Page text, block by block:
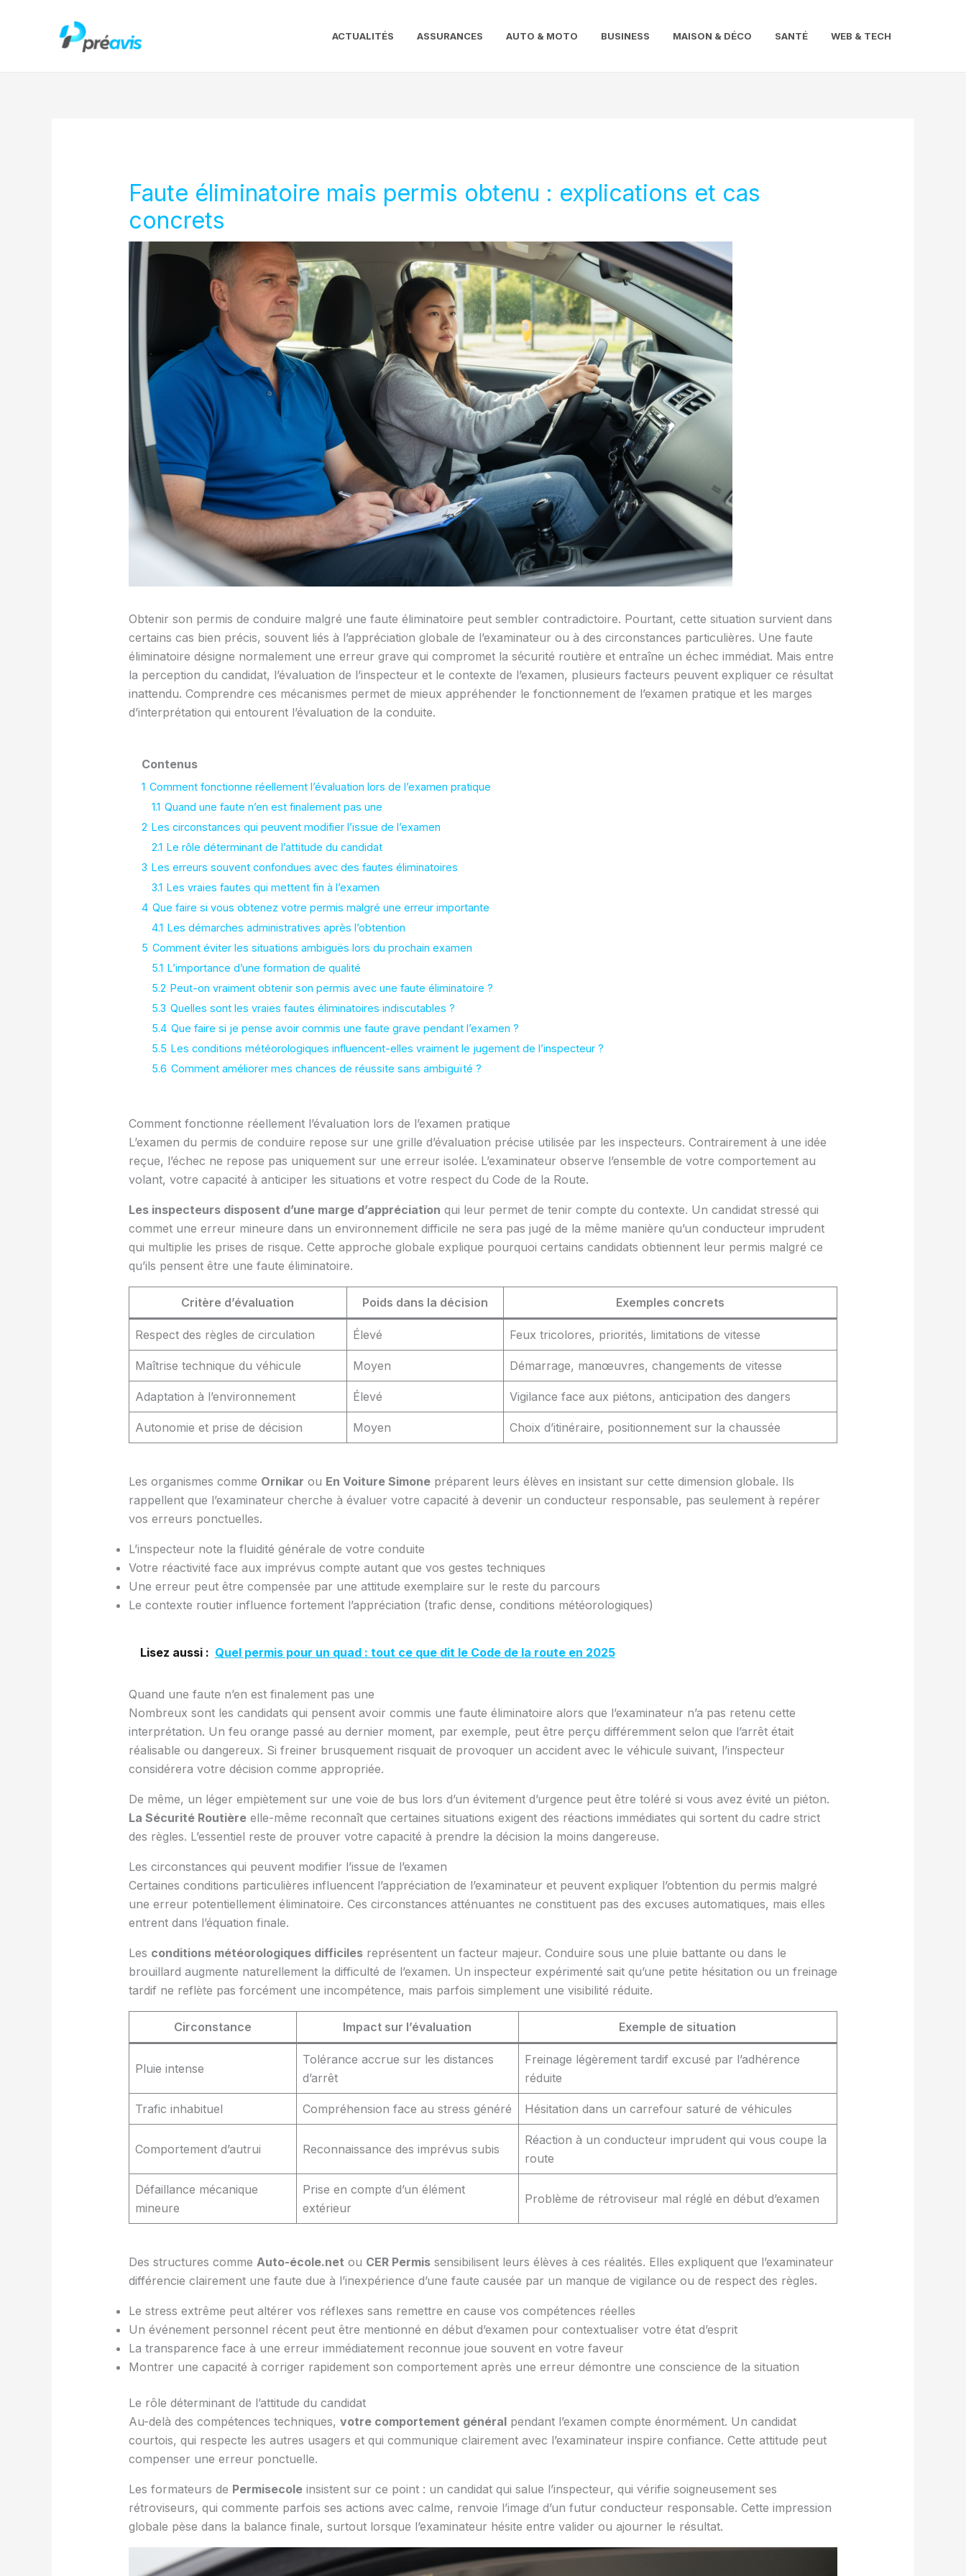
ACTUALITÉS ASSURANCES AUTO & MOTO BUSINESS MAISON & DÉCO SANTÉ WEB & TECH
Faute éliminatoire mais permis obtenu : explications et cas
concrets
Obtenir son permis de conduire malgré une faute éliminatoire peut sembler contradictoire. Pourtant, cette situation survient dans
certains cas bien précis, souvent liés à l’appréciation globale de l’examinateur ou à des circonstances particulières. Une faute
éliminatoire désigne normalement une erreur grave qui compromet la sécurité routière et entraîne un échec immédiat. Mais entre
la perception du candidat, l’évaluation de l’inspecteur et le contexte de l’examen, plusieurs facteurs peuvent expliquer ce résultat
inattendu. Comprendre ces mécanismes permet de mieux appréhender le fonctionnement de l’examen pratique et les marges
d’interprétation qui entourent l’évaluation de la conduite.
Contenus
1 Comment fonctionne réellement l’évaluation lors de l’examen pratique
1.1 Quand une faute n’en est finalement pas une
2 Les circonstances qui peuvent modifier l’issue de l’examen
2.1 Le rôle déterminant de l’attitude du candidat
3 Les erreurs souvent confondues avec des fautes éliminatoires
3.1 Les vraies fautes qui mettent fin à l’examen
4 Que faire si vous obtenez votre permis malgré une erreur importante
4.1 Les démarches administratives après l’obtention
5 Comment éviter les situations ambiguës lors du prochain examen
5.1 L’importance d’une formation de qualité
5.2 Peut-on vraiment obtenir son permis avec une faute éliminatoire ?
5.3 Quelles sont les vraies fautes éliminatoires indiscutables ?
5.4 Que faire si je pense avoir commis une faute grave pendant l’examen ?
5.5 Les conditions météorologiques influencent-elles vraiment le jugement de l’inspecteur ?
5.6 Comment améliorer mes chances de réussite sans ambiguïté ?
Comment fonctionne réellement l’évaluation lors de l’examen pratique
L’examen du permis de conduire repose sur une grille d’évaluation précise utilisée par les inspecteurs. Contrairement à une idée
reçue, l’échec ne repose pas uniquement sur une erreur isolée. L’examinateur observe l’ensemble de votre comportement au
volant, votre capacité à anticiper les situations et votre respect du Code de la Route.
Les inspecteurs disposent d’une marge d’appréciation qui leur permet de tenir compte du contexte. Un candidat stressé qui
commet une erreur mineure dans un environnement difficile ne sera pas jugé de la même manière qu’un conducteur imprudent
qui multiplie les prises de risque. Cette approche globale explique pourquoi certains candidats obtiennent leur permis malgré ce
qu’ils pensent être une faute éliminatoire.
Critère d’évaluation Poids dans la décision Exemples concrets
Respect des règles de circulation Élevé Feux tricolores, priorités, limitations de vitesse
Maîtrise technique du véhicule Moyen Démarrage, manœuvres, changements de vitesse
Adaptation à l’environnement Élevé Vigilance face aux piétons, anticipation des dangers
Autonomie et prise de décision Moyen Choix d’itinéraire, positionnement sur la chaussée
Les organismes comme Ornikar ou En Voiture Simonepréparent leurs élèves en insistant sur cette dimension globale. Ils
rappellent que l’examinateur cherche à évaluer votre capacité à devenir un conducteur responsable, pas seulement à repérer
vos erreurs ponctuelles.
L’inspecteur note la fluidité générale de votre conduite
Votre réactivité face aux imprévus compte autant que vos gestes techniques
Une erreur peut être compensée par une attitude exemplaire sur le reste du parcours
Le contexte routier influence fortement l’appréciation (trafic dense, conditions météorologiques)
Lisez aussi : Quel permis pour un quad : tout ce que dit le Code de la route en 2025
Quand une faute n’en est finalement pas une
Nombreux sont les candidats qui pensent avoir commis une faute éliminatoire alors que l’examinateur n’a pas retenu cette
interprétation. Un feu orange passé au dernier moment, par exemple, peut être perçu différemment selon que l’arrêt était
réalisable ou dangereux. Si freiner brusquement risquait de provoquer un accident avec le véhicule suivant, l’inspecteur
considérera votre décision comme appropriée.
De même, un léger empiètement sur une voie de bus lors d’un évitement d’urgence peut être toléré si vous avez évité un piéton.
La Sécurité Routièreelle-même reconnaît que certaines situations exigent des réactions immédiates qui sortent du cadre strict
des règles. L’essentiel reste de prouver votre capacité à prendre la décision la moins dangereuse.
Les circonstances qui peuvent modifier l’issue de l’examen
Certaines conditions particulières influencent l’appréciation de l’examinateur et peuvent expliquer l’obtention du permis malgré
une erreur potentiellement éliminatoire. Ces circonstances atténuantes ne constituent pas des excuses automatiques, mais elles
entrent dans l’équation finale.
Les conditions météorologiques difficilesreprésentent un facteur majeur. Conduire sous une pluie battante ou dans le
brouillard augmente naturellement la difficulté de l’examen. Un inspecteur expérimenté sait qu’une petite hésitation ou un freinage
tardif ne reflète pas forcément une incompétence, mais parfois simplement une visibilité réduite.
Circonstance Impact sur l’évaluation Exemple de situation
Pluie intense
Tolérance accrue sur les distances
d’arrêt
Freinage légèrement tardif excusé par l’adhérence
réduite
Trafic inhabituel Compréhension face au stress généré Hésitation dans un carrefour saturé de véhicules
Comportement d’autrui Reconnaissance des imprévus subis
Réaction à un conducteur imprudent qui vous coupe la
route
Défaillance mécanique
mineure
Prise en compte d’un élément
extérieur
Problème de rétroviseur mal réglé en début d’examen
Des structures comme Auto-école.net ou CER Permissensibilisent leurs élèves à ces réalités. Elles expliquent que l’examinateur
différencie clairement une faute due à l’inexpérience d’une faute causée par un manque de vigilance ou de respect des règles.
Le stress extrême peut altérer vos réflexes sans remettre en cause vos compétences réelles
Un événement personnel récent peut être mentionné en début d’examen pour contextualiser votre état d’esprit
La transparence face à une erreur immédiatement reconnue joue souvent en votre faveur
Montrer une capacité à corriger rapidement son comportement après une erreur démontre une conscience de la situation
Le rôle déterminant de l’attitude du candidat
Au-delà des compétences techniques, votre comportement généralpendant l’examen compte énormément. Un candidat
courtois, qui respecte les autres usagers et qui communique clairement avec l’examinateur inspire confiance. Cette attitude peut
compenser une erreur ponctuelle.
Les formateurs de Permisecoleinsistent sur ce point : un candidat qui salue l’inspecteur, qui vérifie soigneusement ses
rétroviseurs, qui commente parfois ses actions avec calme, renvoie l’image d’un futur conducteur responsable. Cette impression
globale pèse dans la balance finale, surtout lorsque l’examinateur hésite entre valider ou ajourner le résultat.